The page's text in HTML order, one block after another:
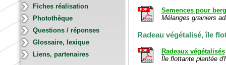
Fiches réalisation
Photothèque
Questions / réponses
Glossaire, lexique
Liens, partenaires
Semences pour
Mélanges grainiers
Radeau végétalisé, île
Radeaux végétalisés
Île flottante plantée